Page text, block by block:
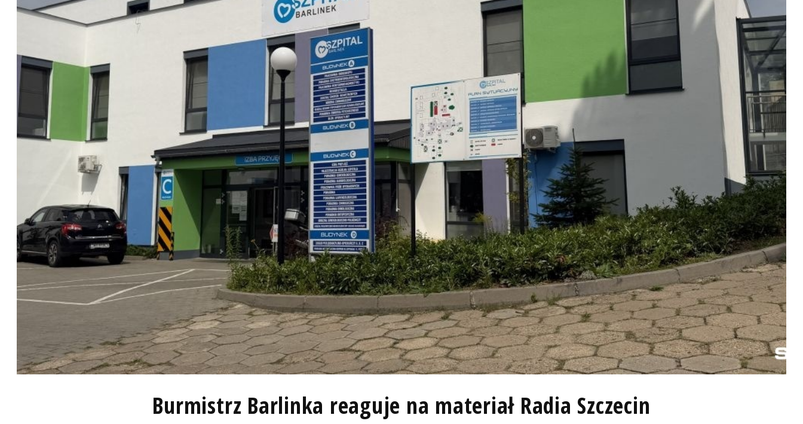
Burmistrz Barlinka reaguje na materiał Radia Szczecin